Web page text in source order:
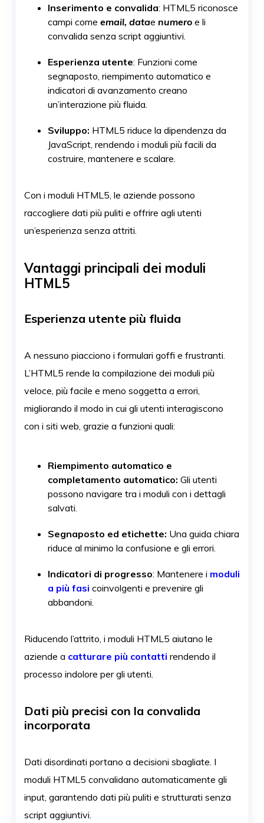
Inserimento e convalida: HTML5 riconosce
campi come email, datae numero e li
convalida senza script aggiuntivi.
Esperienza utente: Funzioni come
segnaposto, riempimento automatico e
indicatori di avanzamento creano
un’interazione più fluida.
Sviluppo: HTML5 riduce la dipendenza da
JavaScript, rendendo i moduli più facili da
costruire, mantenere e scalare.
Con i moduli HTML5, le aziende possono
raccogliere dati più puliti e offrire agli utenti
un’esperienza senza attriti.
Vantaggi principali dei moduli
HTML5
Esperienza utente più fluida
A nessuno piacciono i formulari goffi e frustranti.
L’HTML5 rende la compilazione dei moduli più
veloce, più facile e meno soggetta a errori,
migliorando il modo in cui gli utenti interagiscono
con i siti web, grazie a funzioni quali:
Riempimento automatico e
completamento automatico: Gli utenti
possono navigare tra i moduli con i dettagli
salvati.
Segnaposto ed etichette: Una guida chiara
riduce al minimo la confusione e gli errori.
Indicatori di progresso: Mantenere i moduli
a più fasi coinvolgenti e prevenire gli
abbandoni.
Riducendo l’attrito, i moduli HTML5 aiutano le
aziende a catturare più contatti rendendo il
processo indolore per gli utenti.
Dati più precisi con la convalida
incorporata
Dati disordinati portano a decisioni sbagliate. I
moduli HTML5 convalidano automaticamente gli
input, garantendo dati più puliti e strutturati senza
script aggiuntivi.